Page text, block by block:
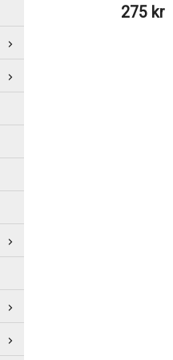
275 kr